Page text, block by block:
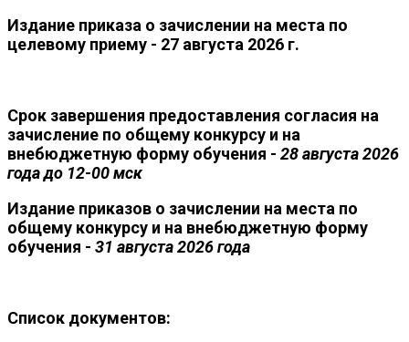
Издание приказа о зачислении на места по
целевому приему - 27 августа 2026 г.
Срок завершения предоставления согласия на
зачисление по общему конкурсу и на
внебюджетную форму обучения - 28 августа 2026
года до 12-00 мск
Издание приказов о зачислении на места по
общему конкурсу и на внебюджетную форму
обучения - 31 августа 2026 года
Список документов: